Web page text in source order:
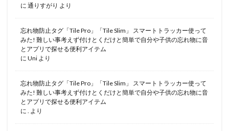
に 通りすがり より
忘れ物防止タグ「Tile Pro」「Tile Slim」 スマートトラッカー使って
みた! 難しい事考えず付けとくだけと簡単で自分や子供の忘れ物に音
とアプリで探せる便利アイテム
に Uni より
忘れ物防止タグ「Tile Pro」「Tile Slim」 スマートトラッカー使って
みた! 難しい事考えず付けとくだけと簡単で自分や子供の忘れ物に音
とアプリで探せる便利アイテム
に
より